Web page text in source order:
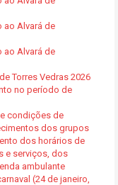
ao Alvará de
ao Alvará de
Torres Vedras 2026
no período de
condições de
dos grupos
dos horários de
e serviços, dos
ambulante
(24 de janeiro,